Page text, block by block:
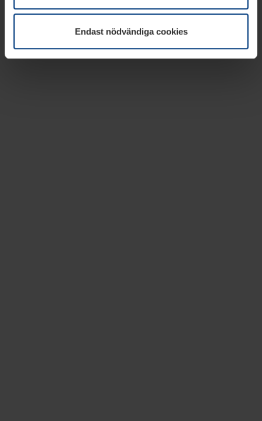
vår webbplats.
Endast nödvändiga cookies